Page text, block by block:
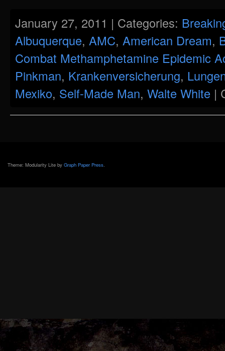
January 27, 2011 | Categories:
Albuquerque, AMC, American Dream,
Combat Methamphetamine Epidemic
Pinkman, Krankenversicherung,
Mexiko, Self-Made Man, Walte White |
Theme: Modularity Lite by Graph Paper Press.